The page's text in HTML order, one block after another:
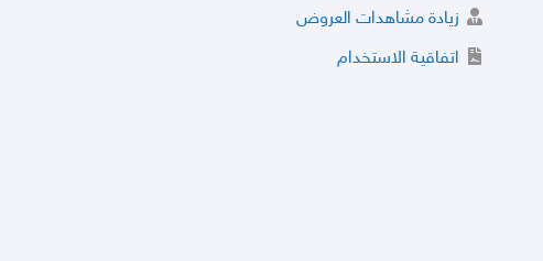
زيادة مشاهدات العروض
اتفاقية الاستخدام